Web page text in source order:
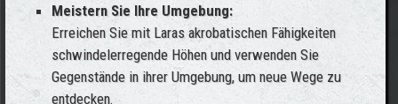
Meistern Sie Ihre Umgebung:
Erreichen Sie mit Laras akrobatischen Fähigkeiten
schwindelerregende Höhen und verwenden Sie
Gegenstände in ihrer Umgebung, um neue Wege zu
entdecken.